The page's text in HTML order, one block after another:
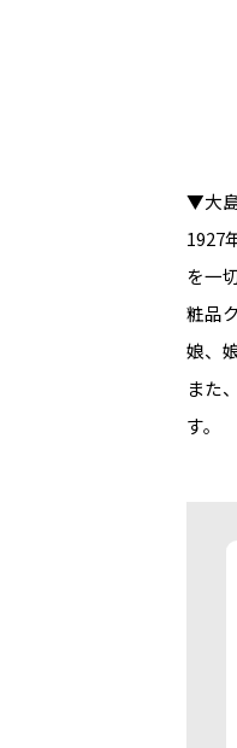
▼大
1927
を一
粧品
娘、
また
す。